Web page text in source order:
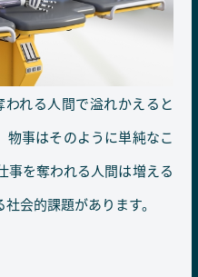
れる人間で溢れかえると
物事はそのように単純なこ
事を奪われる人間は増える
会的課題があります。